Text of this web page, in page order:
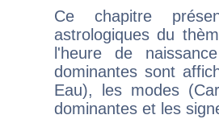
Ce chapitre
astrologiques du
l'heure de
dominantes sont
Eau), les modes
dominantes et les